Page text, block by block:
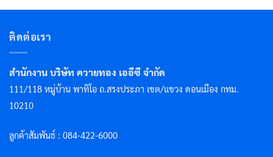
ติดต่อเรา
สำนักงาน บริษัท ควายทอง เออีซี จำกัด
111/118 หมู่บ้าน พาทิโอ ถ.สรงประภา เขต/แขวง ดอนเมือง กทม.
10210
ลูกค้าสัมพันธ์ : 084-422-6000